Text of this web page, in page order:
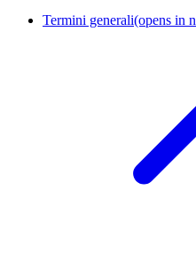
Termini generali(opens in